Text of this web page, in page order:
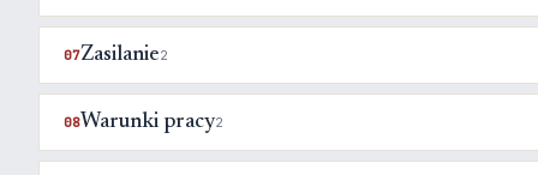
07Zasilanie2
08Warunki pracy2